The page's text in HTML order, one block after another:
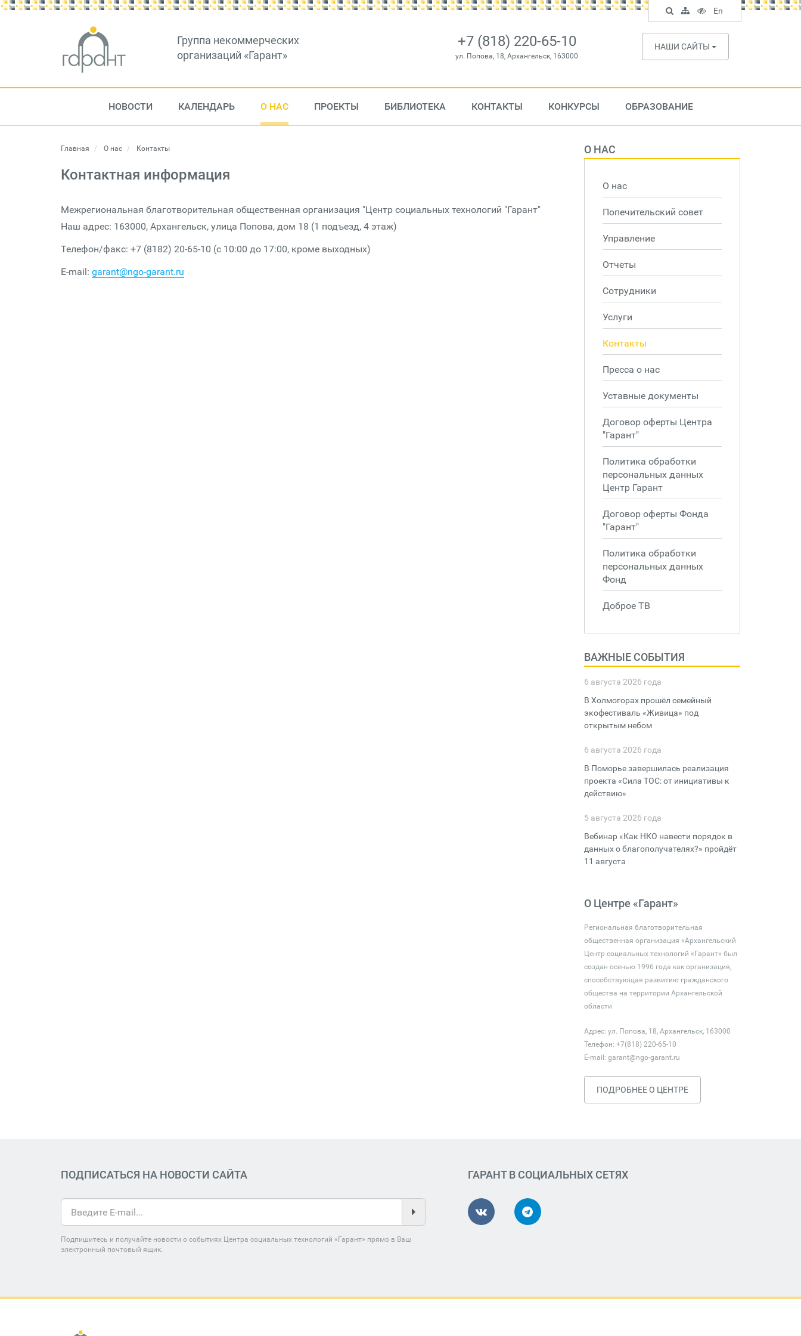
Группа некоммерческих
организаций «Гарант»
+7 (818) 220-65-10
ул. Попова, 18, Архангельск, 163000
НАШИ САЙТЫ
НОВОСТИ КАЛЕНДАРЬ О НАС ПРОЕКТЫ БИБЛИОТЕКА КОНТАКТЫ КОНКУРСЫ ОБРАЗОВАНИЕ
Главная О нас Контакты
Контактная информация
Межрегиональная благотворительная общественная организация "Центр социальных технологий "Гарант"
Наш адрес: 163000, Архангельск, улица Попова, дом 18 (1 подъезд, 4 этаж)
Телефон/факс: +7 (8182) 20-65-10 (с 10:00 до 17:00, кроме выходных)
E-mail: garant@ngo-garant.ru
О НАС
О нас
Попечительский совет
Управление
Отчеты
Сотрудники
Услуги
Контакты
Пресса о нас
Уставные документы
Договор оферты Центра
"Гарант"
Политика обработки
персональных данных
Центр Гарант
Договор оферты Фонда
"Гарант"
Политика обработки
персональных данных
Фонд
Доброе ТВ
ВАЖНЫЕ СОБЫТИЯ
6 августа 2026 года
В Холмогорах прошёл семейный
экофестиваль «Живица» под
открытым небом
6 августа 2026 года
В Поморье завершилась реализация
проекта «Сила ТОС: от инициативы к
действию»
5 августа 2026 года
Вебинар «Как НКО навести порядок в
данных о благополучателях?» пройдёт
11 августа
О Центре «Гарант»
Региональная благотворительная
общественная организация «Архангельский
Центр социальных технологий «Гарант» был
создан осенью 1996 года как организация,
способствующая развитию гражданского
общества на территории Архангельской
области
Адрес: ул. Попова, 18, Архангельск, 163000
Телефон: +7(818) 220-65-10
E-mail: garant@ngo-garant.ru
ПОДРОБНЕЕ О ЦЕНТРЕ
ПОДПИСАТЬСЯ НА НОВОСТИ САЙТА
Подпишитесь и получайте новости о событиях Центра социальных технологий «Гарант» прямо в Ваш
электронный почтовый ящик.
ГАРАНТ В СОЦИАЛЬНЫХ СЕТЯХ
Поиск
по
сайту
Карта
сайта
Версия
для
слабовидящих
En
English